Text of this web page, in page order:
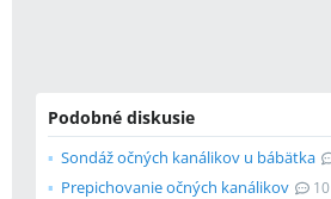
Podobné diskusie
Sondáž očných kanálikov u bábätka
Prepichovanie očných kanálikov 10